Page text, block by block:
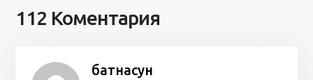
112 Коментария
батнасун